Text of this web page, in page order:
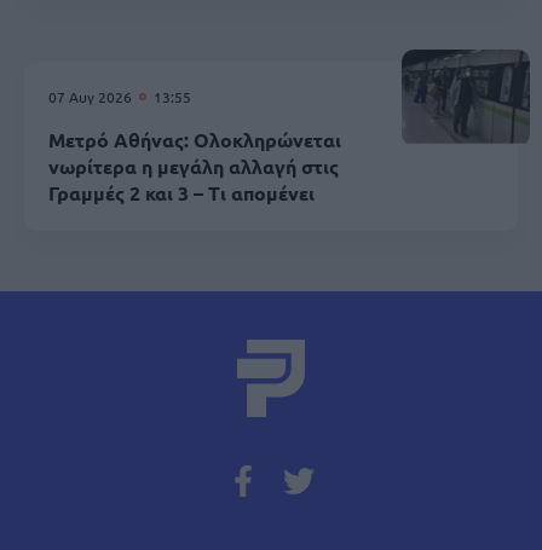
07 Αυγ 2026 13:55
Μετρό Αθήνας: Ολοκληρώνεται
νωρίτερα η μεγάλη αλλαγή στις
Γραμμές 2 και 3 – Τι απομένει